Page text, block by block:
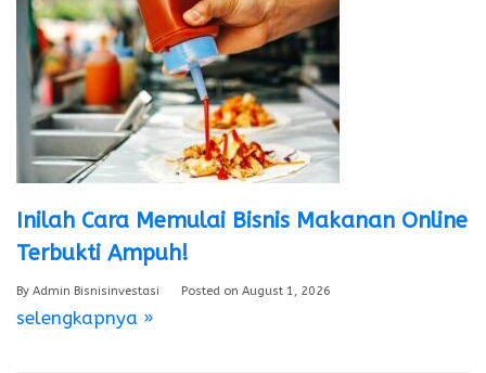
Inilah Cara Memulai Bisnis Makanan Online
Terbukti Ampuh!
By Admin Bisnisinvestasi Posted on August 1, 2026
selengkapnya »